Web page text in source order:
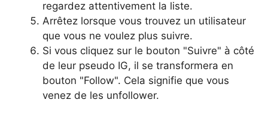
regardez attentivement la liste.
Arrêtez lorsque vous trouvez un utilisateur
que vous ne voulez plus suivre.
Si vous cliquez sur le bouton "Suivre" à côté
de leur pseudo IG, il se transformera en
bouton "Follow". Cela signifie que vous
venez de les unfollower.